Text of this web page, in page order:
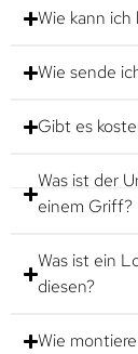
Wie kann ich
Wie sende
Gibt es
Was ist der
einem Griff?
Was ist ein
diesen?
Wie